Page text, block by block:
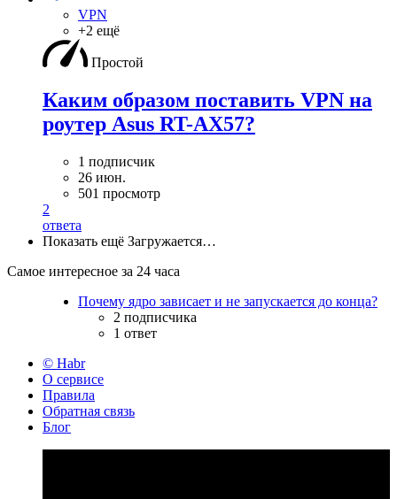
VPN
+2 ещё
Простой
Каким образом поставить VPN на
роутер Asus RT-AX57?
1 подписчик
26 июн.
501 просмотр
2
ответа
Показать ещё Загружается…
Самое интересное за 24 часа
Почему ядро зависает и не запускается до конца?
2 подписчика
1 ответ
© Habr
О сервисе
Правила
Обратная связь
Блог